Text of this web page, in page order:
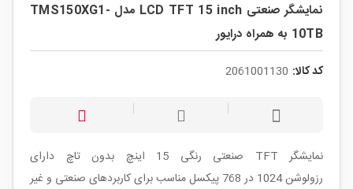
نمایشگر صنعتی LCD TFT 15 inch مدل TMS150XG1-
10TB به همراه درایور
کد کالا: 2061001130
نمایشگر TFT صنعتی رنگی 15 اینچ بدون تاچ دارای
رزولوشن 1024 در 768 پیکسل مناسب برای کاربردهای صنعتی و غیر